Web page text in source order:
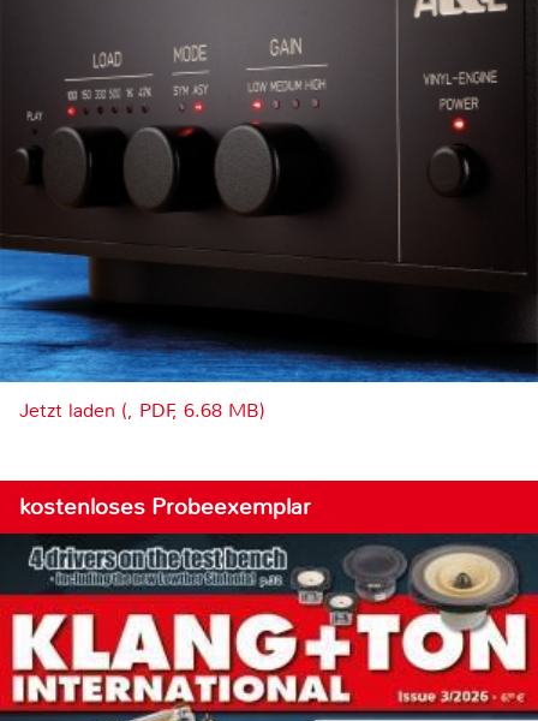
Jetzt laden (, PDF, 6.68 MB)
kostenloses Probeexemplar